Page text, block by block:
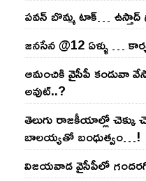
ప‌వ‌న్ బొమ్మ టాక్‌…
జనసేన @12 ఏళ్ళు …
ఆమంచికి వైసీపీ కండువా
అవుట్‌..?
తెలుగు రాజ‌కీయాల్లో చెక్కు
బాల‌య్యతో బంధుత్వం…!
విజ‌య‌వాడ వైసీపీలో